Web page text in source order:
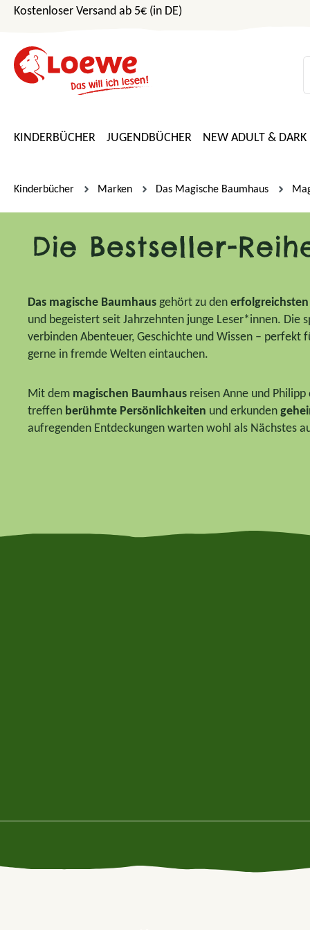
Hauptinhalt springen
Zur Suche springen
Zur Hauptnavigation springen
Kostenloser Versand ab 5€ (in DE)
KINDERBÜCHER JUGENDBÜCHER NEW ADULT & DARK
Kinderbücher Marken Das Magische Baumhaus
Die Bestseller-
Das magische Baumhaus gehört zu den
und begeistert seit Jahrzehnten junge Leser*innen. Die
verbinden Abenteuer, Geschichte und Wissen – perfekt
gerne in fremde Welten eintauchen.
Mit dem magischen Baumhaus reisen Anne und Philipp
treffen berühmte Persönlichkeiten und erkunden
aufregenden Entdeckungen warten wohl als Nächstes